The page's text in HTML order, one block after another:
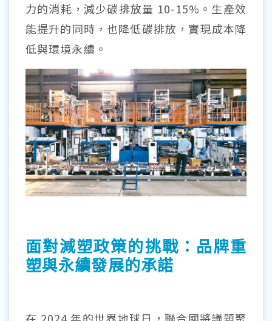
力的消耗，減少碳排放量 10-15%。生產效
能提升的同時，也降低碳排放，實現成本降
低與環境永續。
面對減塑政策的挑戰：品牌重
塑與永續發展的承諾
在 2024 年的世界地球日，聯合國將議題聚